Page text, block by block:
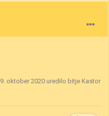
9. oktober 2020 uredilo bitje Kastor